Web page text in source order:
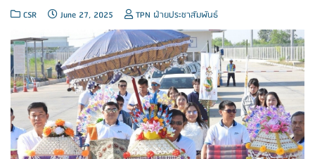
CSR June 27, 2025 TPN ฝ่ายประชาสัมพันธ์